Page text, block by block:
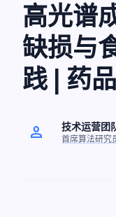
高光谱
缺损与
践 | 药
person 技术运营团
首席算法研究